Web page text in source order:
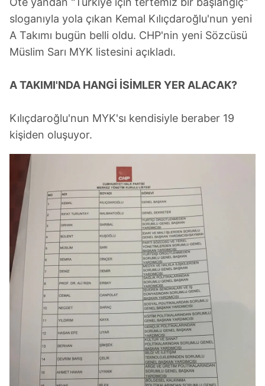
sloganıyla yola çıkan Kemal Kılıçdaroğlu'nun yeni
A Takımı bugün belli oldu. CHP'nin yeni Sözcüsü
Müslim Sarı MYK listesini açıkladı.
A TAKIMI'NDA HANGİ İSİMLER YER ALACAK?
Kılıçdaroğlu'nun MYK'sı kendisiyle beraber 19
kişiden oluşuyor.